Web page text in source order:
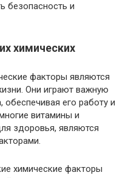
безопасность и
химических
факторы являются
Они играют важную
его работу и
витамины и
здоровья, являются
химические факторы